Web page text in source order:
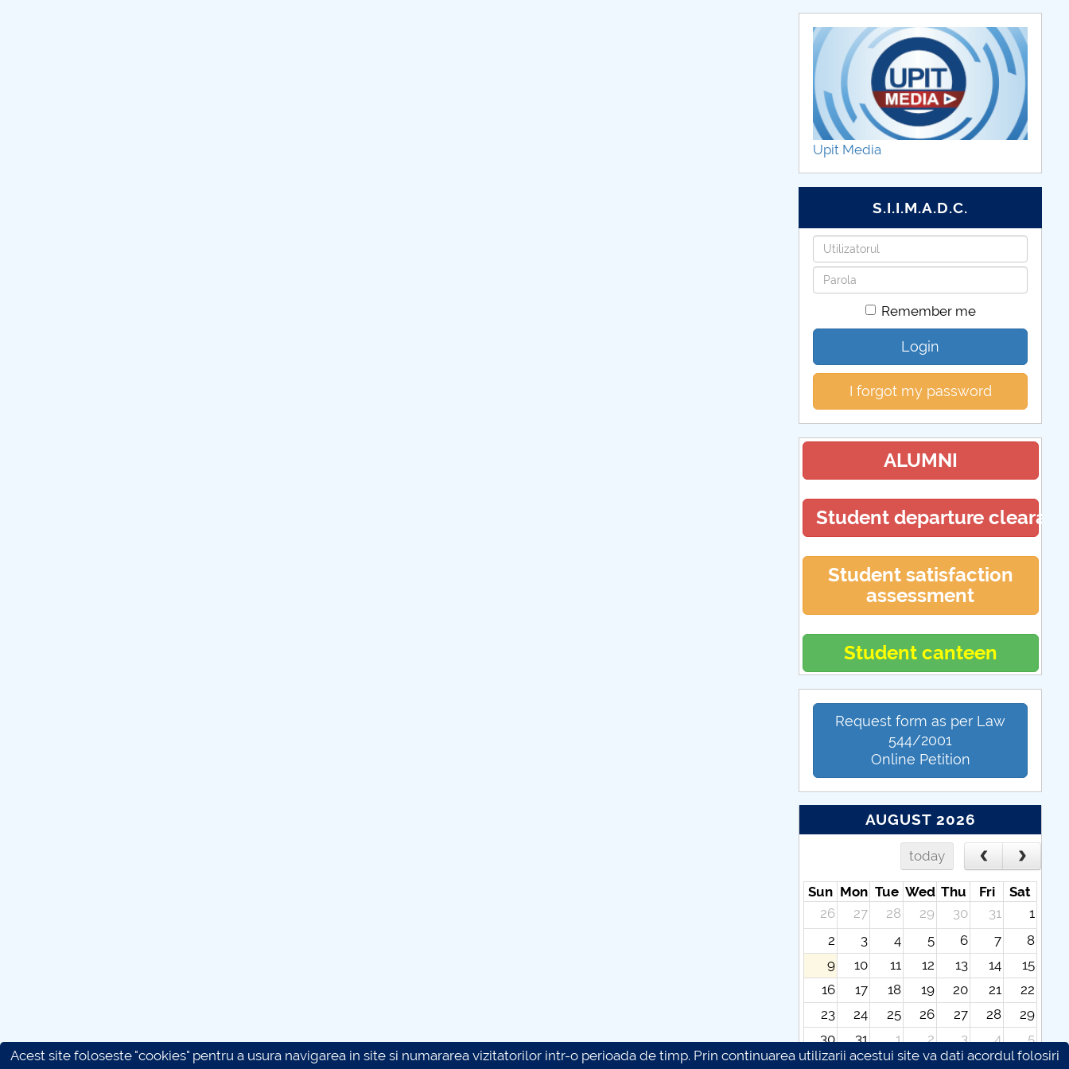
Upit Media
S.I.I.M.A.D.C.
Username
Password
Remember me
Login
I forgot my password
ALUMNI
Student departure
Student satisfaction
assessment
Student canteen
Request form as per Law
544/2001
Online Petition
AUGUST 2026
today
Sun Mon Tue Wed Thu Fri
Sat
26
27 28 29 30 31
1
2
3 4 5 6 7
8
9
10 11 12 13 14
15
16
17 18 19 20 21
22
23
24 25 26 27 28
29
30
31 1 2 3 4
5
Acest site foloseste "cookies" pentru a usura navigarea in site si numararea vizitatorilor intr-o perioada de timp. Prin continuarea utilizarii acestui site va dati acordul folosiri